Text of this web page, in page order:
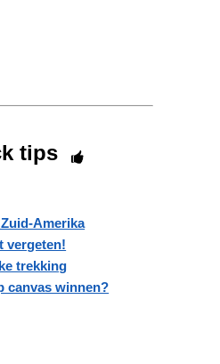
tips
Amerika
vergeten!
trekking
canvas winnen?